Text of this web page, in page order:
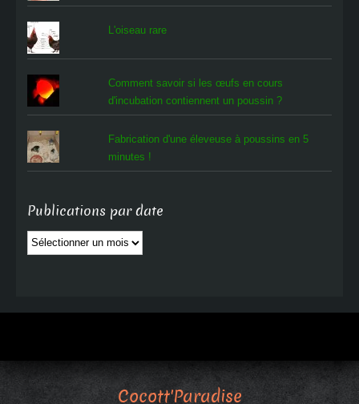
L'oiseau rare
Comment savoir si les œufs en cours
d'incubation contiennent un poussin ?
Fabrication d'une éleveuse à poussins en 5
minutes !
Publications par date
Publications
par
Cocott'Paradise